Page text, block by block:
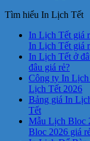
Tìm hiểu In Lịch Tết
In Lịch Tết giá
In Lịch Tết giá
In Lịch Tết ở
đâu giá rẻ?
Công ty In
Lịch Tết 2026
Bảng giá In
Tết
Mẫu Lịch Bloc
Bloc 2026 giá